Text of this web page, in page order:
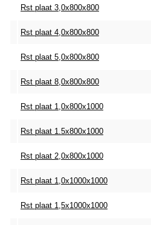
Rst plaat 3,0x800x800
Rst plaat 4,0x800x800
Rst plaat 5,0x800x800
Rst plaat 8,0x800x800
Rst plaat 1,0x800x1000
Rst plaat 1.5x800x1000
Rst plaat 2,0x800x1000
Rst plaat 1,0x1000x1000
Rst plaat 1,5x1000x1000